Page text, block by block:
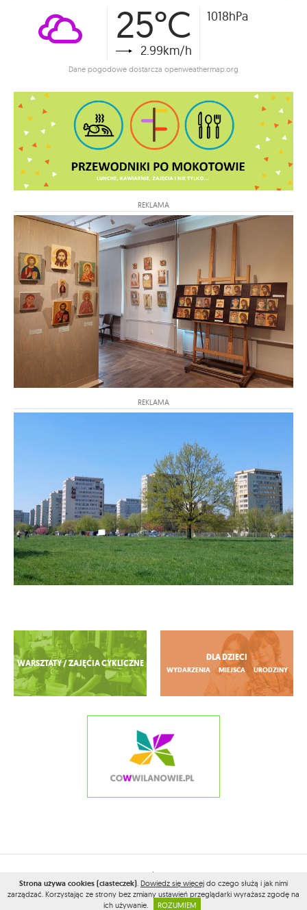
25°C
2.99km/h
1018hPa
Dane pogodowe dostarcza openweathermap.org
REKLAMA
REKLAMA
Zobacz więcej
WARSZTATY / ZAJĘCIA CYKLICZNE
DLA DZIECI
WYDARZENIA MIEJSCA URODZINY
2026© WSZELKIE PRAWA ZASTRZEŻONE PRZEZ
PROJEKT I WYKONANIE:VEGA INTERNET STUDIO
Strona używa cookies (ciasteczek). Dowiedz się więcej do czego służą i jak nimi
zarządzać. Korzystając ze strony bez zmiany ustawień przeglądarki wyrażasz zgodę na
ich używanie.
ROZUMIEM